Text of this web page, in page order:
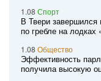
1.08 Спорт
В Твери завершился
по гребле на лодках
1.08 Общество
Эффективность
получила высокую